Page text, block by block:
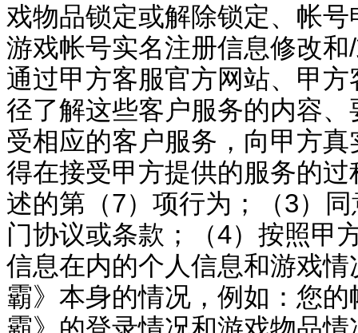
戏物品锁定或解除锁定、 帐号
游戏帐号实名注册信息修改和/
通过甲方客服官方网站、甲方
径了解这些客户服务的内容
受相应的客户服务，向甲方
得在接受甲方提供的服务的
述的第（7）项行为；（3）
门协议或条款；（4）按照甲
信息在内的个人信息和游戏
霸》本身的情况，例如：您的